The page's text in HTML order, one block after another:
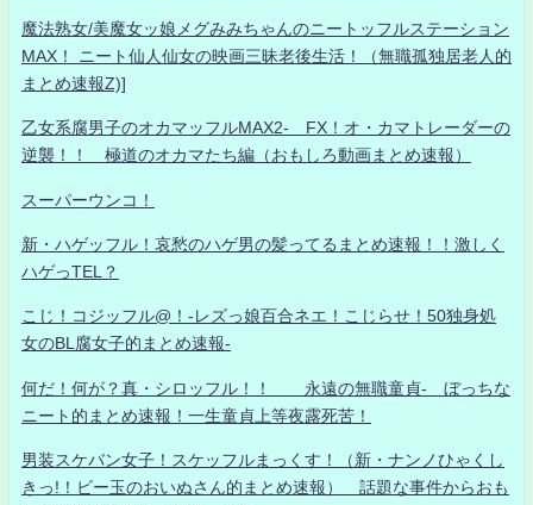
魔法熟女/美魔女ッ娘メグみみちゃんのニートッフルステーション
MAX！ ニート仙人仙女の映画三昧老後生活！（無職孤独居老人的
まとめ速報Z)]
乙女系腐男子のオカマッフルMAX2- FX！オ・カマトレーダーの
逆襲！！ 極道のオカマたち編（おもしろ動画まとめ速報）
スーパーウンコ！
新・ハゲッフル！哀愁のハゲ男の髪ってるまとめ速報！！激しく
ハゲっTEL？
こじ！コジッフル@！-レズっ娘百合ネエ！こじらせ！50独身処
女のBL腐女子的まとめ速報-
何だ！何が？真・シロッフル！！ 永遠の無職童貞- ぼっちな
ニート的まとめ速報！一生童貞上等夜露死苦！
男装スケバン女子！スケッフルまっくす！（新・ナンノひゃくし
きっ!！ビー玉のおいぬさん的まとめ速報） 話題な事件からおも